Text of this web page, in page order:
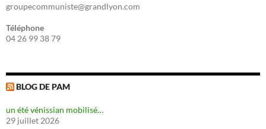
groupecommuniste@grandlyon.com
Téléphone
04 26 99 38 79
BLOG DE PAM
un été vénissian mobilisé…
29 juillet 2026